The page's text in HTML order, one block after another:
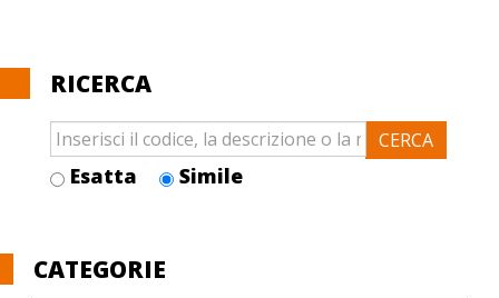
RICERCA
Esatta Simile
CATEGORIE